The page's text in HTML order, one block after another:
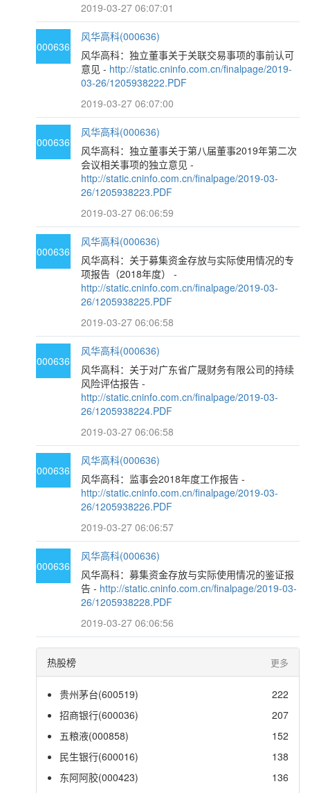
2019-03-27 06:07:01
000636
风华高科(000636)
风华高科：独立董事关于关联交易事项的事前认可
意见 - http://static.cninfo.com.cn/finalpage/2019-
03-26/1205938222.PDF
2019-03-27 06:07:00
000636
风华高科(000636)
风华高科：独立董事关于第八届董事2019年第二次
会议相关事项的独立意见 -
http://static.cninfo.com.cn/finalpage/2019-03-
26/1205938223.PDF
2019-03-27 06:06:59
000636
风华高科(000636)
风华高科：关于募集资金存放与实际使用情况的专
项报告（2018年度） -
http://static.cninfo.com.cn/finalpage/2019-03-
26/1205938225.PDF
2019-03-27 06:06:58
000636
风华高科(000636)
风华高科：关于对广东省广晟财务有限公司的持续
风险评估报告 -
http://static.cninfo.com.cn/finalpage/2019-03-
26/1205938224.PDF
2019-03-27 06:06:58
000636
风华高科(000636)
风华高科：监事会2018年度工作报告 -
http://static.cninfo.com.cn/finalpage/2019-03-
26/1205938226.PDF
2019-03-27 06:06:57
000636
风华高科(000636)
风华高科：募集资金存放与实际使用情况的鉴证报
告 - http://static.cninfo.com.cn/finalpage/2019-03-
26/1205938228.PDF
2019-03-27 06:06:56
热股榜 更多
贵州茅台(600519)
222
招商银行(600036)
207
五粮液(000858)
152
民生银行(600016)
138
东阿阿胶(000423)
136